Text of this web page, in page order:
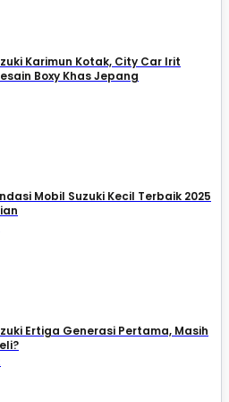
Karimun Kotak, City Car Irit
Boxy Khas Jepang
Mobil Suzuki Kecil Terbaik 2025
Ertiga Generasi Pertama, Masih